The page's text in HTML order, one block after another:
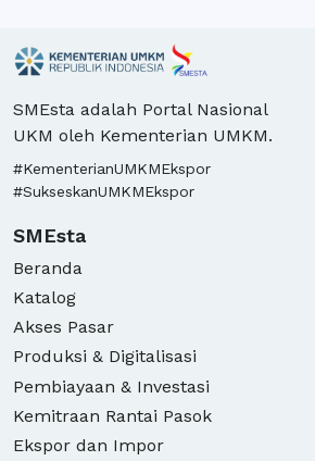
SMEsta adalah Portal Nasional
UKM oleh Kementerian UMKM.
#KementerianUMKMEkspor
#SukseskanUMKMEkspor
SMEsta
Beranda
Katalog
Akses Pasar
Produksi & Digitalisasi
Pembiayaan & Investasi
Kemitraan Rantai Pasok
Ekspor dan Impor